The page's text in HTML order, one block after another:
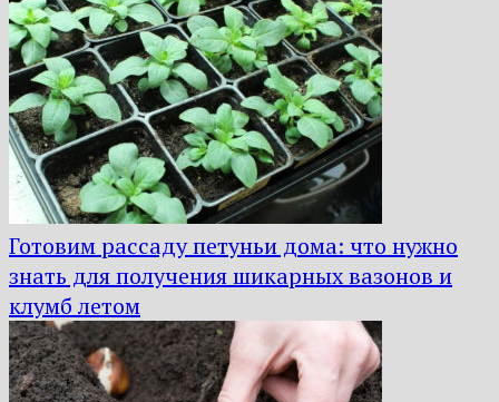
Готовим рассаду петуньи дома: что нужно
знать для получения шикарных вазонов и
клумб летом